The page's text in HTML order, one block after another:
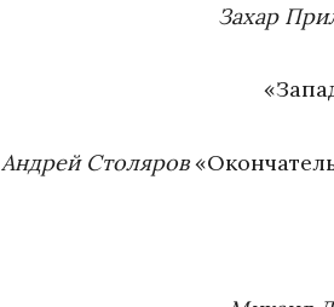
Захар
Андрей Столяров